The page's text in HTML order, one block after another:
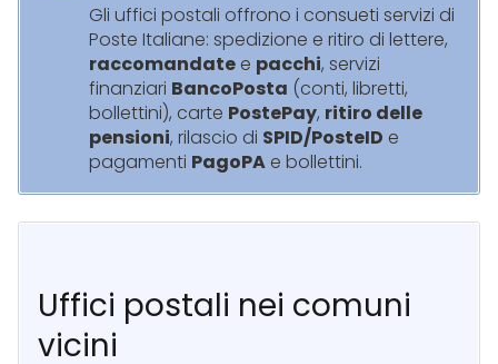
Gli uffici postali offrono i consueti servizi di
Poste Italiane: spedizione e ritiro di lettere,
raccomandate e pacchi, servizi
finanziari BancoPosta (conti, libretti,
bollettini), carte PostePay, ritiro delle
pensioni, rilascio di SPID/PosteID e
pagamenti PagoPA e bollettini.
Uffici postali nei comuni
vicini